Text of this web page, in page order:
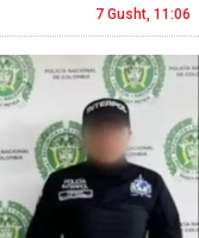
7 Gusht, 11:06